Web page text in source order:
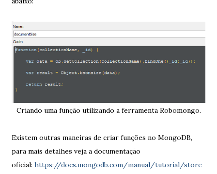
Criando uma função utilizando a ferramenta Robomongo.
Existem outras maneiras de criar funções no MongoDB,
para mais detalhes veja a documentação
oficial: https://docs.mongodb.com/manual/tutorial/store-